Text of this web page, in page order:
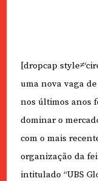
[dropcap
uma nova vaga
nos últimos anos
dominar o
com o mais
organização da
intitulado “UBS